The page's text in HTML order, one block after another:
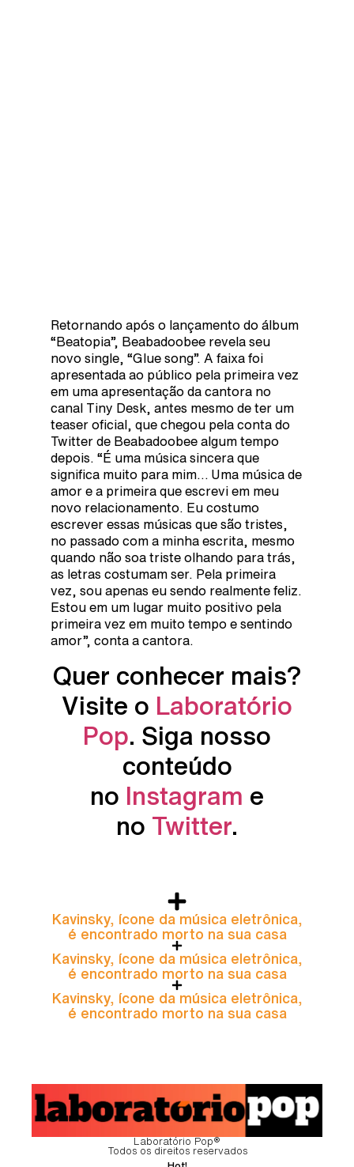
Retornando após o lançamento do álbum
“Beatopia”, Beabadoobee revela seu
novo single, “Glue song”. A faixa foi
apresentada ao público pela primeira vez
em uma apresentação da cantora no
canal Tiny Desk, antes mesmo de ter um
teaser oficial, que chegou pela conta do
Twitter de Beabadoobee algum tempo
depois. “É uma música sincera que
significa muito para mim… Uma música de
amor e a primeira que escrevi em meu
novo relacionamento. Eu costumo
escrever essas músicas que são tristes,
no passado com a minha escrita, mesmo
quando não soa triste olhando para trás,
as letras costumam ser. Pela primeira
vez, sou apenas eu sendo realmente feliz.
Estou em um lugar muito positivo pela
primeira vez em muito tempo e sentindo
amor”, conta a cantora.
Quer conhecer mais?
Visite o
Laboratório
Pop. Siga nosso
conteúdo
no Instagram e
no Twitter.
Kavinsky, ícone da música eletrônica,
é encontrado morto na sua casa
Kavinsky, ícone da música eletrônica,
é encontrado morto na sua casa
Kavinsky, ícone da música eletrônica,
é encontrado morto na sua casa
Laboratório Pop®
Todos os direitos reservados